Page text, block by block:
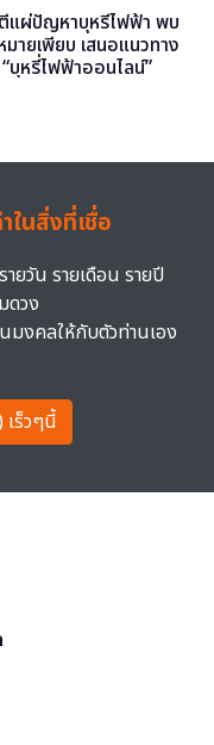
แผ่ปัญหาบุหรี่ไฟฟ้า พบ
ายเพียบ เสนอแนวทาง
บุหรี่ไฟฟ้าออนไลน์”
ในสิ่งที่เชื่อ
ยวัน รายเดือน รายปี
ดวง
มงคลให้กับตัวท่านเอง
ร็วๆนี้